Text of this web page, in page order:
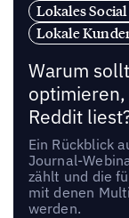
Lokales
Lokale
Warum
Reddit
Ein Rückblick
Journal-
zählt und die
mit denen
werden.